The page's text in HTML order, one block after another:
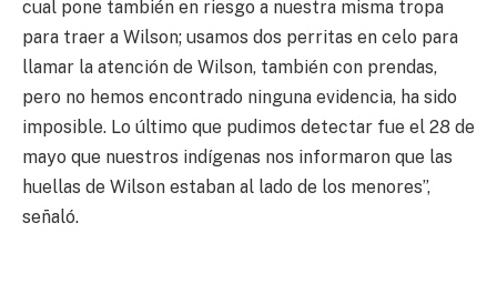
cual pone también en riesgo a nuestra misma tropa
para traer a Wilson; usamos dos perritas en celo para
llamar la atención de Wilson, también con prendas,
pero no hemos encontrado ninguna evidencia, ha sido
imposible. Lo último que pudimos detectar fue el 28 de
mayo que nuestros indígenas nos informaron que las
huellas de Wilson estaban al lado de los menores”,
señaló.